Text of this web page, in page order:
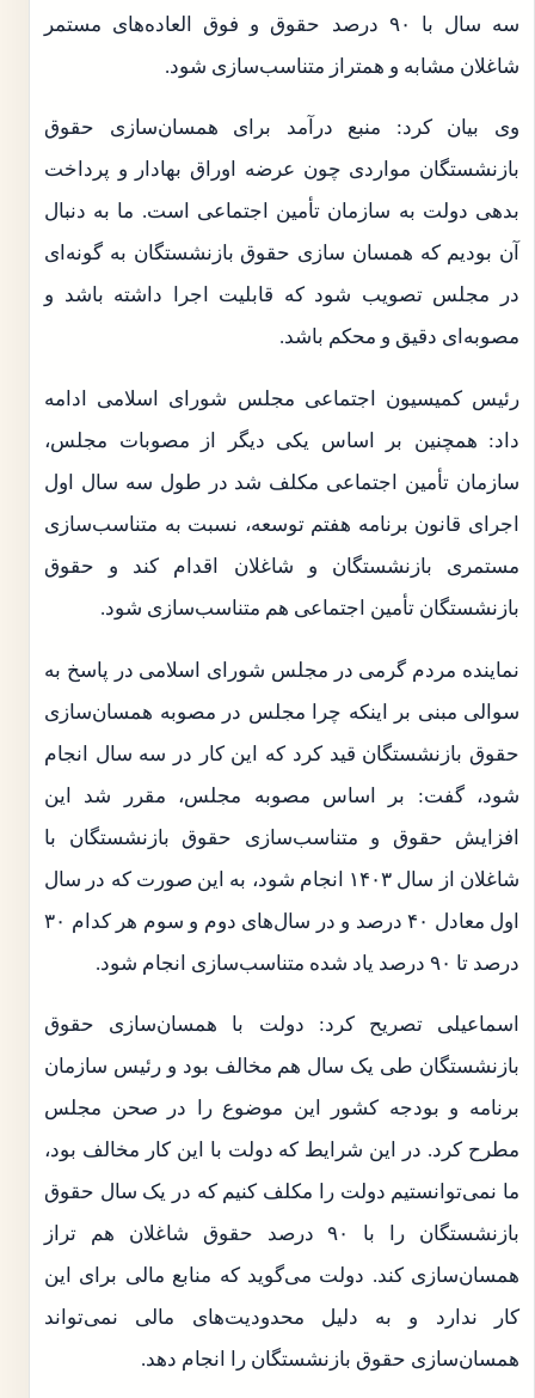
سه سال با ۹۰ درصد حقوق و فوق العاده‌های مستمر
شاغلان مشابه و همتراز متناسب‌سازی شود.
وی بیان کرد: منبع درآمد برای همسان‌سازی حقوق
بازنشستگان مواردی چون عرضه اوراق بهادار و پرداخت
بدهی دولت به سازمان تأمین اجتماعی است. ما به دنبال
آن بودیم که همسان سازی حقوق بازنشستگان به گونه‌ای
در مجلس تصویب شود که قابلیت اجرا داشته باشد و
مصوبه‌ای دقیق و محکم باشد.
رئیس کمیسیون اجتماعی مجلس شورای اسلامی ادامه
داد: همچنین بر اساس یکی دیگر از مصوبات مجلس،
سازمان تأمین اجتماعی مکلف شد در طول سه سال اول
اجرای قانون برنامه هفتم توسعه، نسبت به متناسب‌سازی
مستمری بازنشستگان و شاغلان اقدام کند و حقوق
بازنشستگان تأمین اجتماعی هم متناسب‌سازی شود.
نماینده مردم گرمی در مجلس شورای اسلامی در پاسخ به
سوالی مبنی بر اینکه چرا مجلس در مصوبه همسان‌سازی
حقوق بازنشستگان قید کرد که این کار در سه سال انجام
شود، گفت: بر اساس مصوبه مجلس، مقرر شد این
افزایش حقوق و متناسب‌سازی حقوق بازنشستگان با
شاغلان از سال ۱۴۰۳ انجام شود، به این صورت که در سال
اول معادل ۴۰ درصد و در سال‌های دوم و سوم هر کدام ۳۰
درصد تا ۹۰ درصد یاد شده متناسب‌سازی انجام شود.
اسماعیلی تصریح کرد: دولت با همسان‌سازی حقوق
بازنشستگان طی یک سال هم مخالف بود و رئیس سازمان
برنامه و بودجه کشور این موضوع را در صحن مجلس
مطرح کرد. در این شرایط که دولت با این کار مخالف بود،
ما نمی‌توانستیم دولت را مکلف کنیم که در یک سال حقوق
بازنشستگان را با ۹۰ درصد حقوق شاغلان هم تراز
همسان‌سازی کند. دولت می‌گوید که منابع مالی برای این
کار ندارد و به دلیل محدودیت‌های مالی نمی‌تواند
همسان‌سازی حقوق بازنشستگان را انجام دهد.